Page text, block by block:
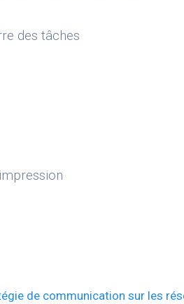
des tâches
de communication sur les